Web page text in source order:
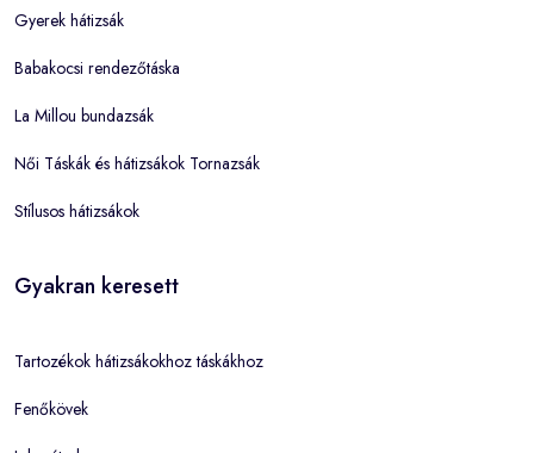
Gyerek hátizsák
Babakocsi rendezőtáska
La Millou bundazsák
Női Táskák és hátizsákok Tornazsák
Stílusos hátizsákok
Gyakran keresett
Tartozékok hátizsákokhoz táskákhoz
Fenőkövek